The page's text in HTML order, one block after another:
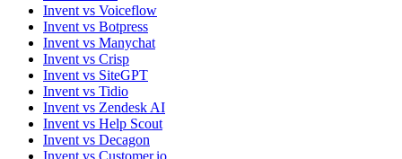
Invent vs Voiceflow
Invent vs Botpress
Invent vs Manychat
Invent vs Crisp
Invent vs SiteGPT
Invent vs Tidio
Invent vs Zendesk AI
Invent vs Help Scout
Invent vs Decagon
Invent vs Customer.io